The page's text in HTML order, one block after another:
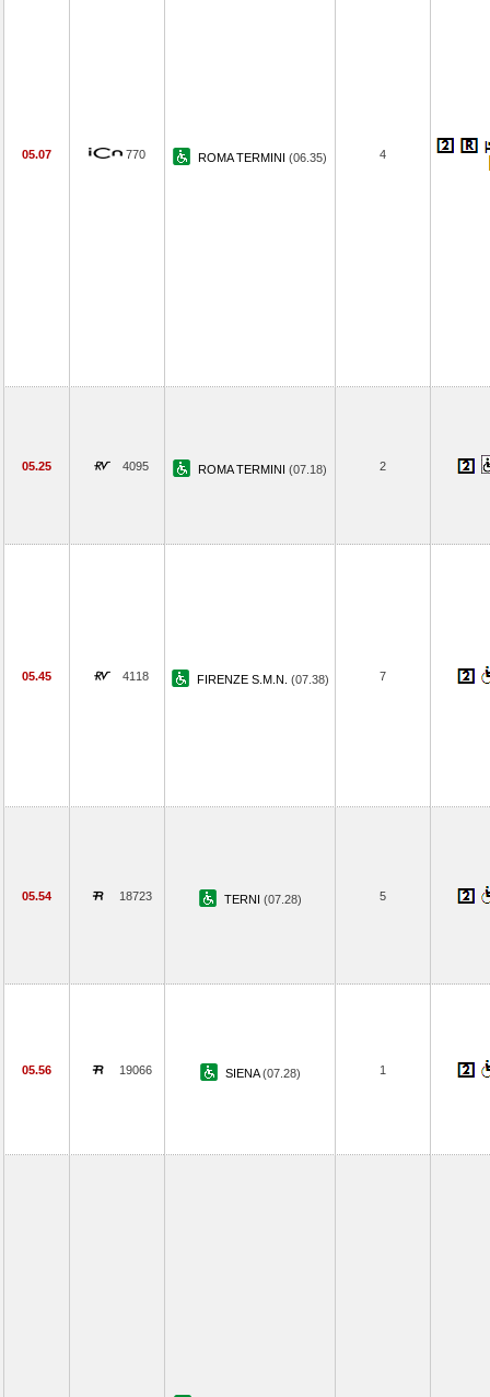
05.07 770 ROMA TERMINI (06.35) 4
05.25 4095 ROMA TERMINI (07.18) 2
05.45 4118 FIRENZE S.M.N. (07.38) 7
05.54 18723 TERNI (07.28) 5
05.56 19066 SIENA(07.28) 1